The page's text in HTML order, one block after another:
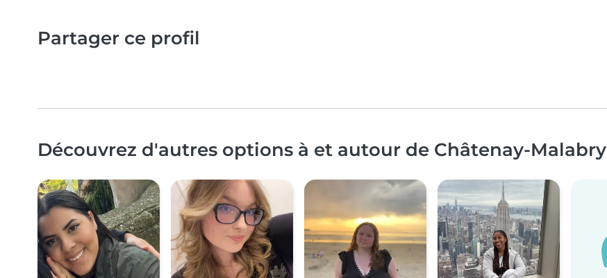
Partager ce profil
Découvrez d'autres options à et autour de Châtenay-Malabry